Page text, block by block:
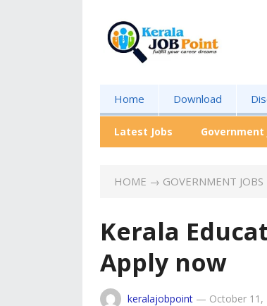
Home Download
Latest Jobs Government
HOME → GOVERNMENT JOBS
Kerala
Apply now
keralajobpoint — October 11,